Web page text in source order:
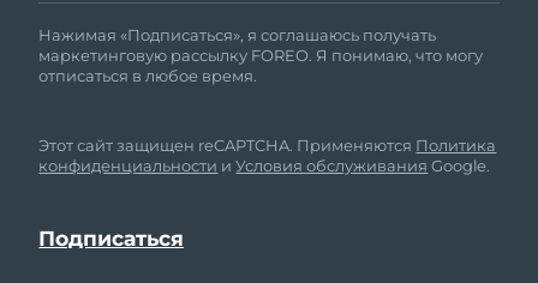
Нажимая «Подписаться», я соглашаюсь получать
маркетинговую рассылку FOREO. Я понимаю, что могу
отписаться в любое время.
Этот сайт защищен reCAPTCHA. Применяются Политика
конфиденциальности иУсловия обслуживания Google.